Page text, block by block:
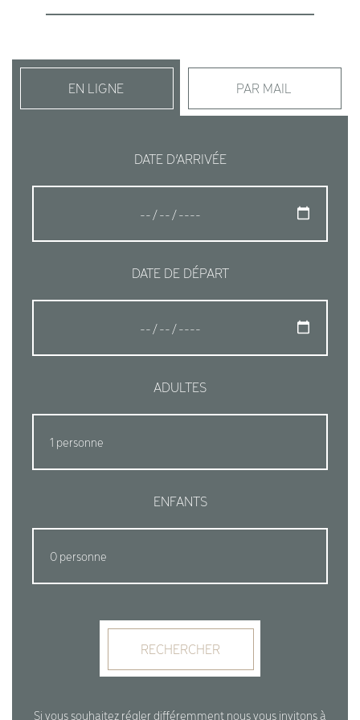
EN LIGNE PAR MAIL
DATE D’ARRIVÉE
DATE DE DÉPART
ADULTES
ENFANTS
RECHERCHER
Si vous souhaitez régler différemment nous vous invitons à